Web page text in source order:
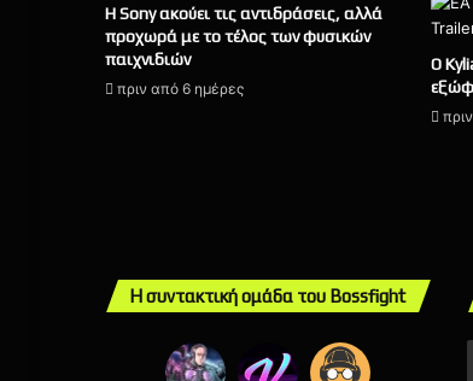
Η Sony ακούει τις αντιδράσεις, αλλά
προχωρά με το τέλος των φυσικών
παιχνιδιών
πριν από 6 ημέρες
Ο
Η συντακτική ομάδα του Bossfight